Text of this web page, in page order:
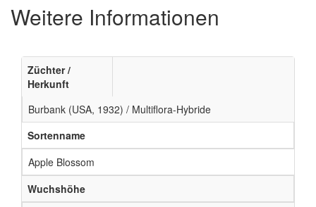
Weitere Informationen
Züchter /
Herkunft
Burbank (USA, 1932) / Multiflora-Hybride
Sortenname
Apple Blossom
Wuchshöhe